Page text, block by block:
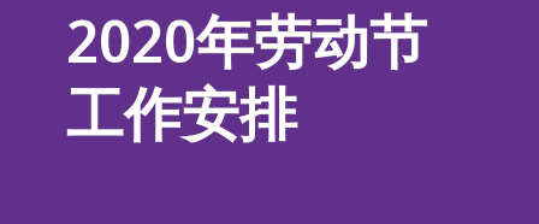
2020年劳动节
工作安排